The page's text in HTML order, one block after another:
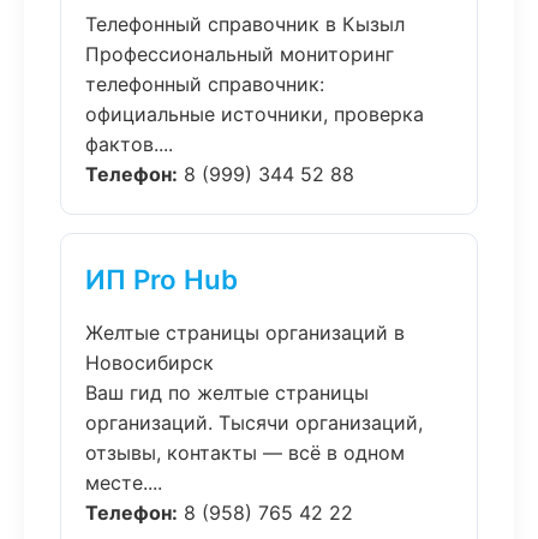
Телефонный справочник в Кызыл
Профессиональный мониторинг
телефонный справочник:
официальные источники, проверка
фактов....
Телефон: 8 (999) 344 52 88
ИП Pro Hub
Желтые страницы организаций в
Новосибирск
Ваш гид по желтые страницы
организаций. Тысячи организаций,
отзывы, контакты — всё в одном
месте....
Телефон: 8 (958) 765 42 22